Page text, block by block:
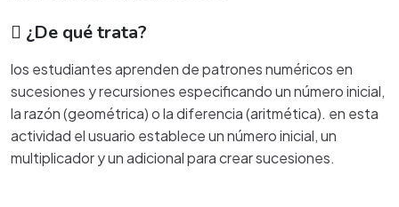
¿De qué trata?
los estudiantes aprenden de patrones numéricos en
sucesiones y recursiones especificando un número inicial,
la razón (geométrica) o la diferencia (aritmética). en esta
actividad el usuario establece un número inicial, un
multiplicador y un adicional para crear sucesiones.